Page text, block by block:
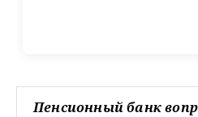
Пенсионный банк